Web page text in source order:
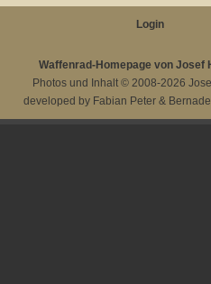
Login
Waffenrad-Homepage von Josef
Photos und Inhalt © 2008-2026
developed by Fabian Peter &